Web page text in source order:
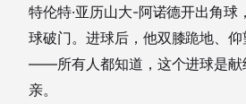
特伦特·亚历山大-阿诺德开出角球
球破门。进球后，他双膝跪地、
——所有人都知道，这个进球是献
亲。